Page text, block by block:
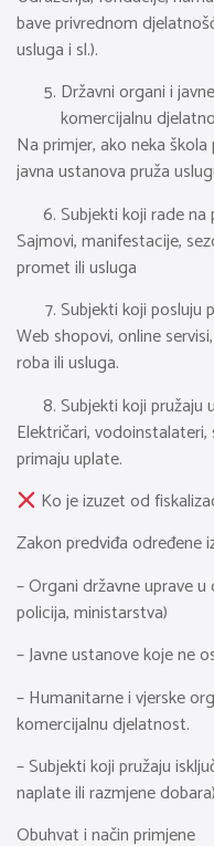
bave privrednom
usluga i sl.).
Državni organi i
komercijalnu
Na primjer, ako neka
javna ustanova pruža
Subjekti koji rade
Sajmovi, manifestacije,
promet ili usluga
Subjekti koji posluju
Web shopovi, online
roba ili usluga.
Subjekti koji pružaju
Električari, vodoinstalateri,
primaju uplate.
Ko je izuzet od
Zakon predviđa određene
– Organi državne uprave
policija, ministarstva)
– Javne ustanove koje ne
– Humanitarne i vjerske
komercijalnu djelatnost.
– Subjekti koji pružaju
naplate ili razmjene dobara)
Obuhvat i način primjene